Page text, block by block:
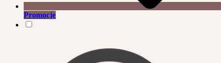
Promocje